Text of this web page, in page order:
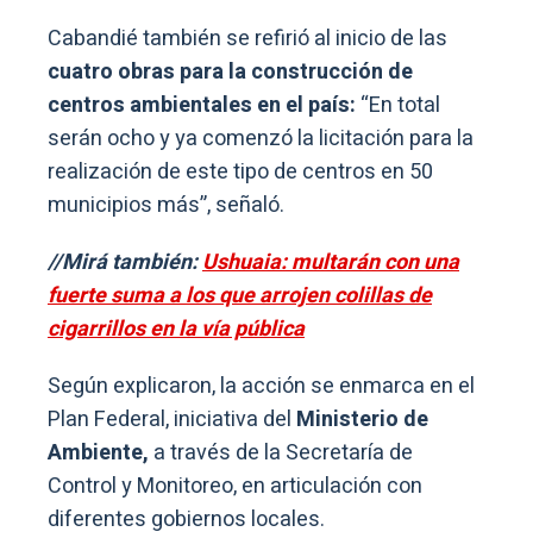
Cabandié también se refirió al inicio de las
cuatro obras para la construcción de
centros ambientales en el país: “En total
serán ocho y ya comenzó la licitación para la
realización de este tipo de centros en 50
municipios más”, señaló.
//Mirá también:Ushuaia: multarán con una
fuerte suma a los que arrojen colillas de
cigarrillos en la vía pública
Según explicaron, la acción se enmarca en el
Plan Federal, iniciativa del Ministerio de
Ambiente, a través de la Secretaría de
Control y Monitoreo, en articulación con
diferentes gobiernos locales.